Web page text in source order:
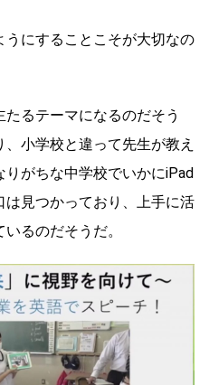
うにすることこそが大切なの
るテーマになるのだそう
小学校と違って先生が教え
がちな中学校でいかにiPad
は見つかっており、上手に活
るのだそうだ。